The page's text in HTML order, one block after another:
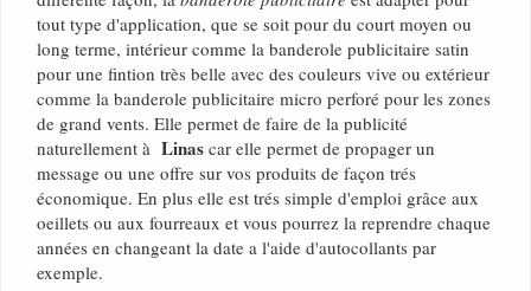
tout type d'application, que se soit pour du court moyen ou
long terme, intérieur comme la banderole publicitaire satin
pour une fintion très belle avec des couleurs vive ou extérieur
comme la banderole publicitaire micro perforé pour les zones
de grand vents. Elle permet de faire de la publicité
naturellement à Linas car elle permet de propager un
message ou une offre sur vos produits de façon trés
économique. En plus elle est trés simple d'emploi grâce aux
oeillets ou aux fourreaux et vous pourrez la reprendre chaque
années en changeant la date a l'aide d'autocollants par
exemple.